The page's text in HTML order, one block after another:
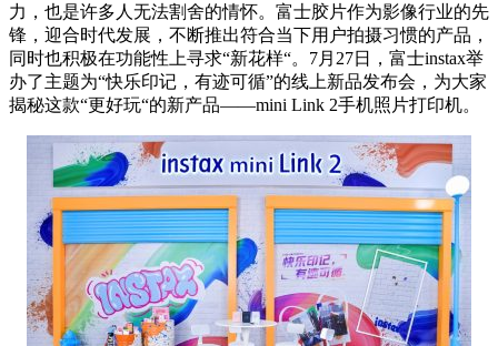
力，也是许多人无法割舍的情怀。富士胶片作为影像行业的先
锋，迎合时代发展，不断推出符合当下用户拍摄习惯的产品，
同时也积极在功能性上寻求“新花样“。7月27日，富士instax举
办了主题为“快乐印记，有迹可循”的线上新品发布会，为大家
揭秘这款“更好玩“的新产品——mini Link 2手机照片打印机。